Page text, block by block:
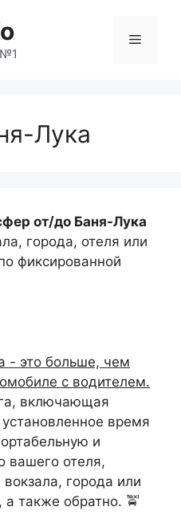
Меню
Лука
от/до Баня-Лука
города, отеля или
фиксированной
- это больше, чем
с водителем.
включающая
время
и
вашего отеля,
города или
а также обратно. 🚖